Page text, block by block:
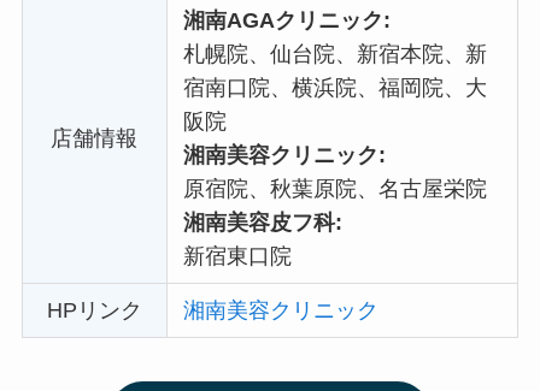
店舗情報
湘南AGAクリニック:
札幌院、仙台院、新宿本院、新
宿南口院、横浜院、福岡院、大
阪院
湘南美容クリニック:
原宿院、秋葉原院、名古屋栄院
湘南美容皮フ科:
新宿東口院
HPリンク 湘南美容クリニック